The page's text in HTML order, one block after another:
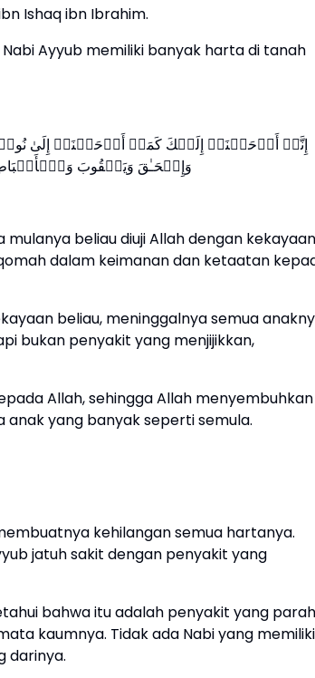
Ishaq ibn Ibrahim.
Ayyub memiliki banyak harta di tanah
إِنَّاۤ أَوۡحَیۡنَاۤ إِلَیۡكَ كَمَاۤ أَوۡحَیۡنَاۤ إِلَىٰ
وَإِسۡحَـٰقَ وَیَعۡقُوبَ وَٱلۡأَسۡبَاطِ
beliau diuji Allah dengan
dalam keimanan dan ketaatan
beliau, meninggalnya semua
bukan penyakit yang menjijikkan,
Allah, sehingga Allah menyembuhkan
yang banyak seperti semula.
kehilangan semua hartanya.
jatuh sakit dengan penyakit yang
bahwa itu adalah penyakit yang parah
kaumnya. Tidak ada Nabi yang memiliki
darinya.